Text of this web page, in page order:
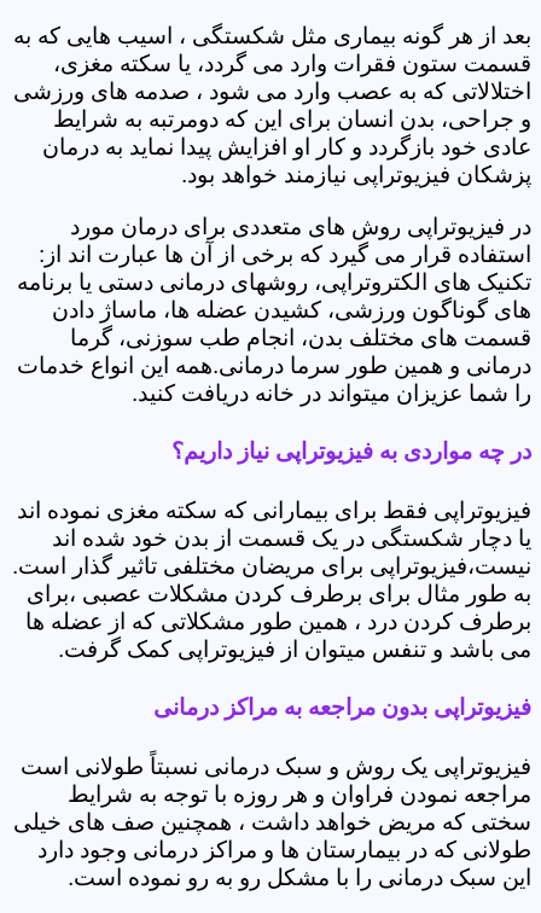
بعد از هر گونه بیماری مثل شکستگی ، اسیب هایی که به
قسمت ستون فقرات وارد می گردد، یا سکته مغزی،
اختلالاتی که به عصب وارد می شود ، صدمه های ورزشی
و جراحی، بدن انسان برای این که دومرتبه به شرایط
عادی خود بازگردد و کار او افزایش پیدا نماید به درمان
پزشکان فیزیوتراپی نیازمند خواهد بود.
در فیزیوتراپی روش های متعددی برای درمان مورد
استفاده قرار می گیرد که برخی از آن ها عبارت اند از:
تکنیک های الکتروتراپی، روشهای درمانی دستی یا برنامه
های گوناگون ورزشی، کشیدن عضله ها، ماساژ دادن
قسمت های مختلف بدن، انجام طب سوزنی، گرما
درمانی و همین طور سرما درمانی.همه این انواع خدمات
را شما عزیزان میتواند در خانه دریافت کنید.
در چه مواردی به فیزیوتراپی نیاز داریم؟
فیزیوتراپی فقط برای بیمارانی که سکته مغزی نموده اند
یا دچار شکستگی در یک قسمت از بدن خود شده اند
نیست،فیزیوتراپی برای مریضان مختلفی تاثیر گذار است.
به طور مثال برای برطرف کردن مشکلات عصبی ،برای
برطرف کردن درد ، همین طور مشکلاتی که از عضله ها
می باشد و تنفس میتوان از فیزیوتراپی کمک گرفت.
فیزیوتراپی بدون مراجعه به مراکز درمانی
فیزیوتراپی یک روش و سبک درمانی نسبتاً طولانی است
مراجعه نمودن فراوان و هر روزه با توجه به شرایط
سختی که مریض خواهد داشت ، همچنین صف های خیلی
طولانی که در بیمارستان ها و مراکز درمانی وجود دارد
این سبک درمانی را با مشکل رو به رو نموده است.